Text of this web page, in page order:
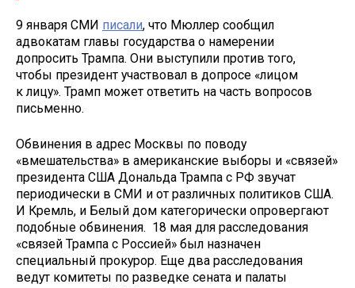
9 января СМИ писали, что Мюллер сообщил
адвокатам главы государства о намерении
допросить Трампа. Они выступили против того,
чтобы президент участвовал в допросе «лицом
к лицу». Трамп может ответить на часть вопросов
письменно.
Обвинения в адрес Москвы по поводу
«вмешательства» в американские выборы и «связей»
президента США Дональда Трампа с РФ звучат
периодически в СМИ и от различных политиков США.
И Кремль, и Белый дом категорически опровергают
подобные обвинения. 18 мая для расследования
«связей Трампа с Россией» был назначен
специальный прокурор. Еще два расследования
ведут комитеты по разведке сената и палаты